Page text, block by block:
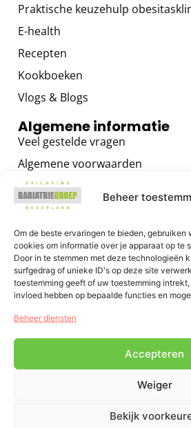
Beheer
Om de beste ervaringen te bieden,
cookies om informatie over je apparaat op te
Door in te stemmen met deze technologieën
surfgedrag of unieke ID's op deze site
toestemming geeft of uw toestemming
invloed hebben op bepaalde functies en
Beheer diensten
Accepteren
Weiger
Bekijk
Praktische keuzehulp
E-health
Recepten
Kookboeken
Vlogs & Blogs
Algemene informatie
Veel gestelde vragen
Algemene voorwaarden
Privacybeleid
Contact
Voor zorgverleners
Algemene informatie
Training voor zorgverleners
Het GRIP OP JE GEWICHT
E-health voor zorgverleners